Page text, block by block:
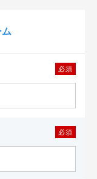
必須
必須